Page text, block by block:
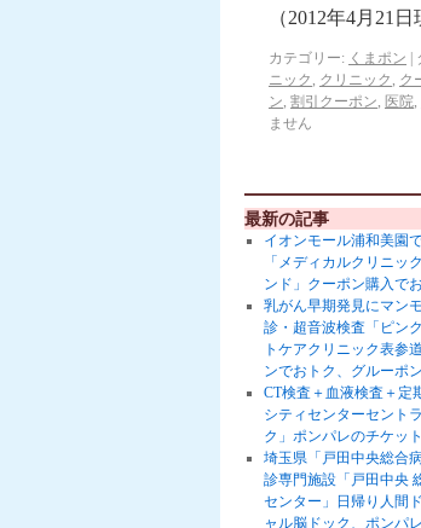
（2012年4月21
カテゴリー: くまポン
ニック , クリニック , ク
ン, 割引クーポン, 医院,
ません
最新の記事
イオンモール浦和美園
「メディカルクリニッ
ンド」クーポン購入で
乳がん早期発見にマン
診・超音波検査「ピン
トケアクリニック表参
ンでおトク、グルーポン
CT検査＋血液検査＋定
シティセンターセント
ク」ポンパレのチケッ
埼玉県「戸田中央総合
診専門施設「戸田中央
センター」日帰り人間
ャル脳ドック、ポンパ